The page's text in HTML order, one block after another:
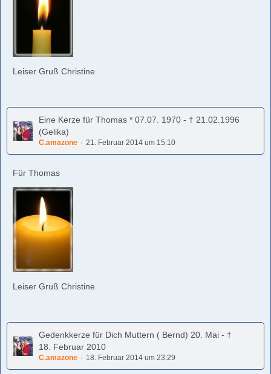
Leiser Gruß Christine
Eine Kerze für Thomas * 07.07. 1970 - † 21.02.1996
(Gelika)
C.amazone 21. Februar 2014 um 15:10
Für Thomas
Leiser Gruß Christine
Gedenkkerze für Dich Muttern ( Bernd) 20. Mai - †
18. Februar 2010
C.amazone 18. Februar 2014 um 23:29